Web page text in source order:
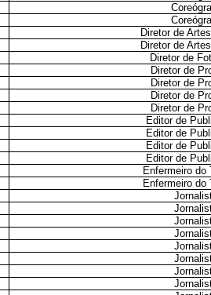
Diretor de
Diretor de
Diretor de
Diretor de
Diretor de
Diretor de
Diretor de
Editor de
Editor de
Editor de
Editor de
Enfermeiro do
Enfermeiro do